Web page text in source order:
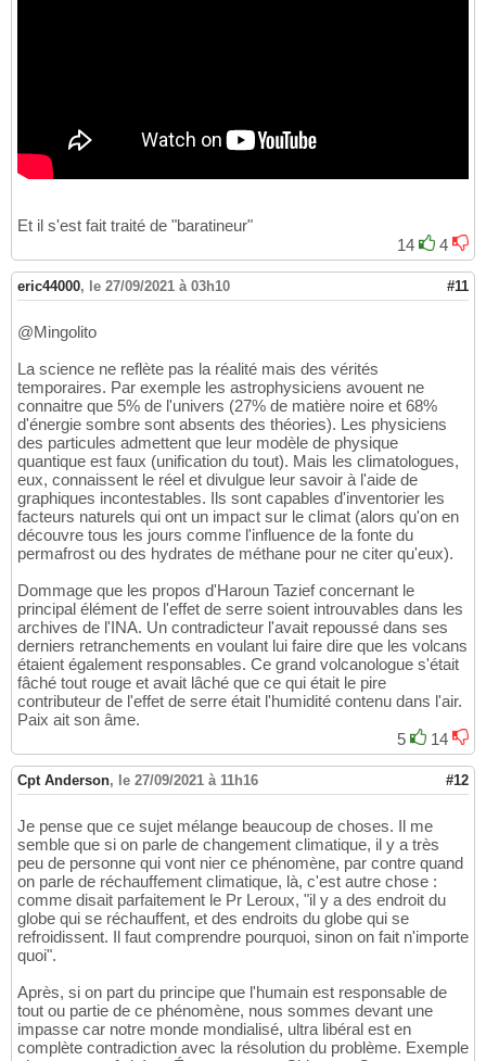
Et il s'est fait traité de "baratineur"
14
4
eric44000, le 27/09/2021 à 03h10 #11
@Mingolito
La science ne reflète pas la réalité mais des vérités
temporaires. Par exemple les astrophysiciens avouent ne
connaitre que 5% de l'univers (27% de matière noire et 68%
d'énergie sombre sont absents des théories). Les physiciens
des particules admettent que leur modèle de physique
quantique est faux (unification du tout). Mais les climatologues,
eux, connaissent le réel et divulgue leur savoir à l'aide de
graphiques incontestables. Ils sont capables d'inventorier les
facteurs naturels qui ont un impact sur le climat (alors qu'on en
découvre tous les jours comme l'influence de la fonte du
permafrost ou des hydrates de méthane pour ne citer qu'eux).
Dommage que les propos d'Haroun Tazief concernant le
principal élément de l'effet de serre soient introuvables dans les
archives de l'INA. Un contradicteur l'avait repoussé dans ses
derniers retranchements en voulant lui faire dire que les volcans
étaient également responsables. Ce grand volcanologue s'était
fâché tout rouge et avait lâché que ce qui était le pire
contributeur de l'effet de serre était l'humidité contenu dans l'air.
Paix ait son âme.
5
14
Cpt Anderson, le 27/09/2021 à 11h16 #12
Je pense que ce sujet mélange beaucoup de choses. Il me
semble que si on parle de changement climatique, il y a très
peu de personne qui vont nier ce phénomène, par contre quand
on parle de réchauffement climatique, là, c'est autre chose :
comme disait parfaitement le Pr Leroux, "il y a des endroit du
globe qui se réchauffent, et des endroits du globe qui se
refroidissent. Il faut comprendre pourquoi, sinon on fait n'importe
quoi".
Après, si on part du principe que l'humain est responsable de
tout ou partie de ce phénomène, nous sommes devant une
impasse car notre monde mondialisé, ultra libéral est en
complète contradiction avec la résolution du problème. Exemple